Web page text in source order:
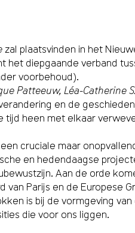
zal plaatsvinden in het
diepgaande verband
voorbehoud).
Patteeuw, Léa-Catherine
en de
heen met elkaar
cruciale maar
en hedendaagse
Aan de orde
van Parijs en de Europese
is bij de vormgeving
die voor ons liggen.